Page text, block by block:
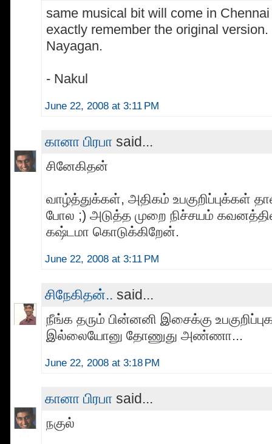
same musical bit will come in
exactly remember the original
Nayagan.
- Nakul
June 22, 2008 at 3:11 PM
கானா பிரபா said...
சினேகிதன்
வாழ்த்துக்கள், அதிகம் உபகுறிப்புக்கள்
போல ;) அடுத்த முறை நிச்சயம் கவனத்தில்
கஷ்டமா கொடுக்கிறேன்.
June 22, 2008 at 3:11 PM
சிநேகிதன்.. said...
நீங்க தரும் பின்னனி இசைக்கு
இல்லையோனு தோணுது அண்ணா...
June 22, 2008 at 3:18 PM
கானா பிரபா said...
நகுல்